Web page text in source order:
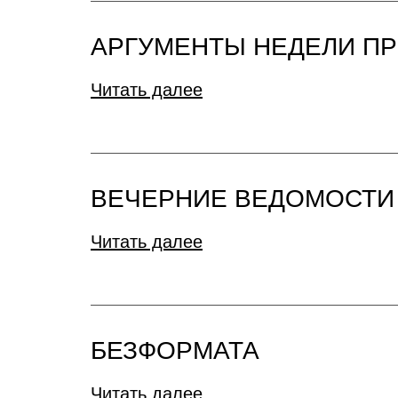
АРГУМЕНТЫ НЕДЕЛИ
Читать далее
ВЕЧЕРНИЕ ВЕДОМОСТИ
Читать далее
БЕЗФОРМАТА
Читать далее